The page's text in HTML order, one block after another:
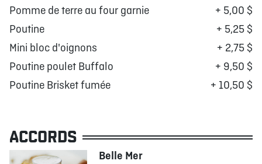
Pomme de terre au four garnie
+ 5,00 $
Poutine
+ 5,25 $
Mini bloc d'oignons
+ 2,75 $
Poutine poulet Buffalo
+ 9,50 $
Poutine Brisket fumée
+ 10,50 $
ACCORDS
Belle Mer